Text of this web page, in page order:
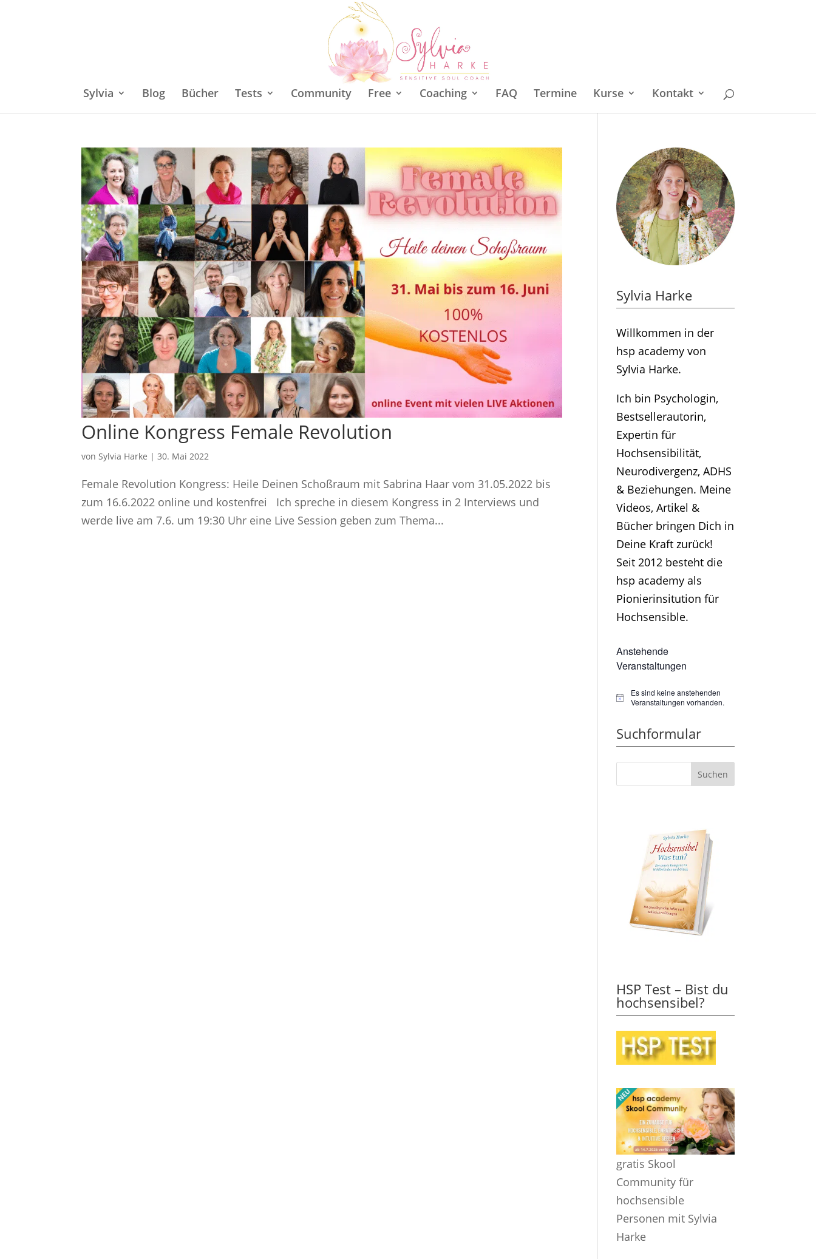
Sylvia Blog Bücher Tests Community Free Coaching FAQ Termine Kurse Kontakt
Online Kongress Female Revolution
vonSylvia Harke |30. Mai 2022
Female Revolution Kongress: Heile Deinen Schoßraum mit Sabrina Haar vom 31.05.2022 bis
zum 16.6.2022 online und kostenfrei Ich spreche in diesem Kongress in 2 Interviews und
werde live am 7.6. um 19:30 Uhr eine Live Session geben zum Thema...
Sylvia Harke
Willkommen in der
hsp academy von
Sylvia Harke.
Ich bin Psychologin,
Bestsellerautorin,
Expertin für
Hochsensibilität,
Neurodivergenz, ADHS
& Beziehungen. Meine
Videos, Artikel &
Bücher bringen Dich in
Deine Kraft zurück!
Seit 2012 besteht die
hsp academy als
Pionierinsitution für
Hochsensible.
Anstehende
Veranstaltungen
Hinweis
Es sind keine anstehenden
Veranstaltungen vorhanden.
Suchformular
HSP Test – Bist du
hochsensibel?
gratis Skool
Community für
hochsensible
Personen mit Sylvia
Harke